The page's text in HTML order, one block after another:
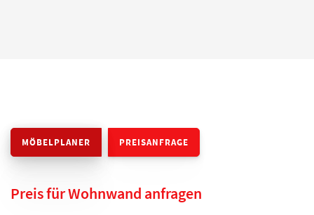
MÖBELPLANER PREISANFRAGE
Preis für Wohnwand anfragen